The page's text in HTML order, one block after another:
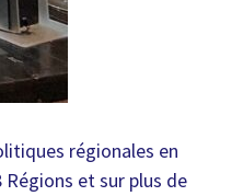
régionales en
Régions et sur plus de